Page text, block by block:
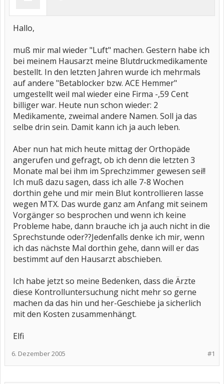
Hallo,
muß mir mal wieder "Luft" machen. Gestern habe ich
bei meinem Hausarzt meine Blutdruckmedikamente
bestellt. In den letzten Jahren wurde ich mehrmals
auf andere "Betablocker bzw. ACE Hemmer"
umgestellt weil mal wieder eine Firma -,59 Cent
billiger war. Heute nun schon wieder: 2
Medikamente, zweimal andere Namen. Soll ja das
selbe drin sein. Damit kann ich ja auch leben.
Aber nun hat mich heute mittag der Orthopäde
angerufen und gefragt, ob ich denn die letzten 3
Monate mal bei ihm im Sprechzimmer gewesen sei!!
Ich muß dazu sagen, dass ich alle 7-8 Wochen
dorthin gehe und mir mein Blut kontrollieren lasse
wegen MTX. Das wurde ganz am Anfang mit seinem
Vorgänger so besprochen und wenn ich keine
Probleme habe, dann brauche ich ja auch nicht in die
Sprechstunde oder??Jedenfalls denke ich mir, wenn
ich das nächste Mal dorthin gehe, dann will er das
bestimmt auf den Hausarzt abschieben.
Ich habe jetzt so meine Bedenken, dass die Ärzte
diese Kontrolluntersuchung nicht mehr so gerne
machen da das hin und her-Geschiebe ja sicherlich
mit den Kosten zusammenhängt.
Elfi
#1
6. Dezember 2005